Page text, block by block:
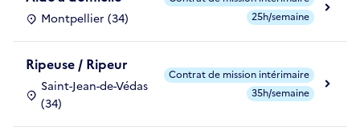
Montpellier (34)
25h/semaine
Ripeuse / Ripeur
Saint-Jean-de-Védas
(34)
Contrat de mission intérimaire
35h/semaine